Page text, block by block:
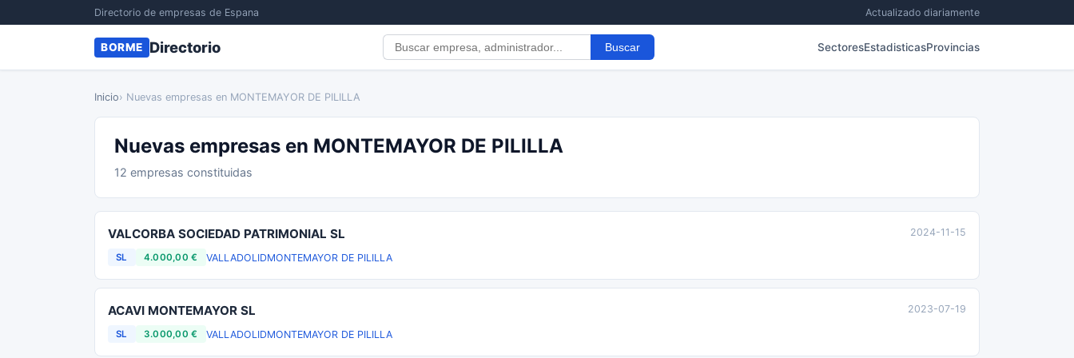
Directorio de empresas de Espana Actualizado diariamente
BORME Directorio Buscar SectoresEstadisticasProvincias
Inicio› Nuevas empresas en MONTEMAYOR DE PILILLA
Nuevas empresas en MONTEMAYOR DE PILILLA
12 empresas constituidas
VALCORBA SOCIEDAD PATRIMONIAL SL
SL 4.000,00 € VALLADOLIDMONTEMAYOR DE PILILLA
2024-11-15
ACAVI MONTEMAYOR SL
SL 3.000,00 € VALLADOLIDMONTEMAYOR DE PILILLA
2023-07-19